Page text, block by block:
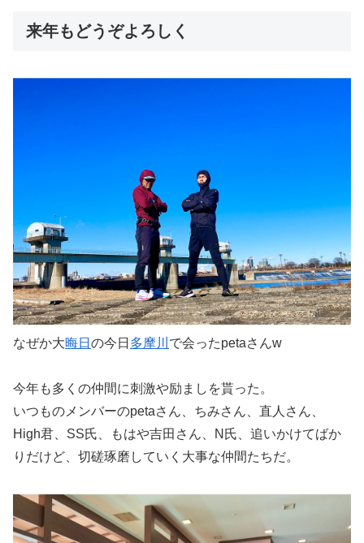
来年もどうぞよろしく
なぜか大晦日 の今日 多摩川 で会ったpetaさんw
今年も多くの仲間に刺激や励ましを貰った。
いつものメンバーのpetaさん、ちみさん、直人さん、
High君、SS氏、もはや吉田さん、N氏、追いかけてばか
りだけど、切磋琢磨していく大事な仲間たちだ。